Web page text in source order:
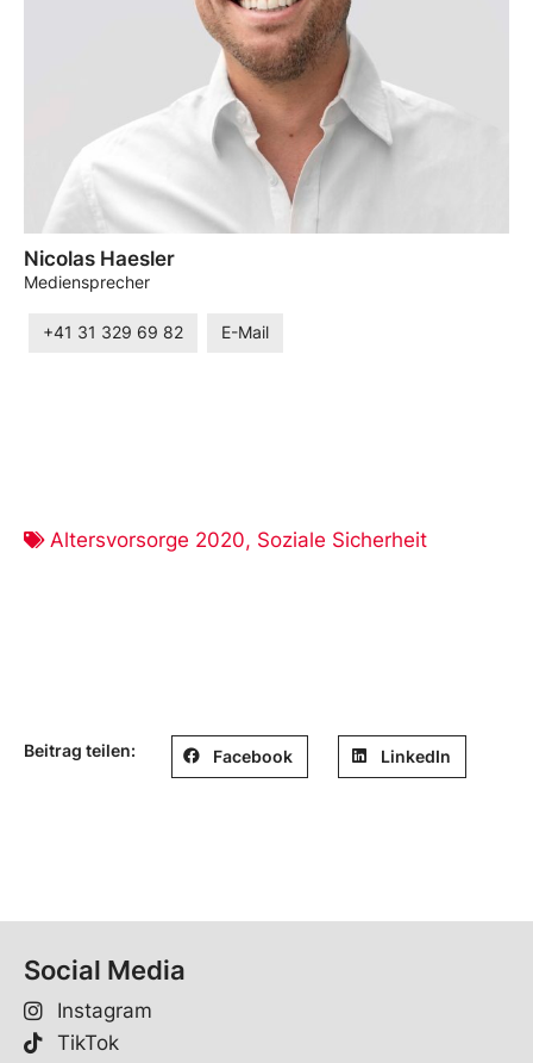
Nicolas Haesler
Mediensprecher
+41 31 329 69 82 E-Mail
Altersvorsorge 2020, Soziale Sicherheit
Beitrag teilen: Facebook LinkedIn
Social Media
Instagram
TikTok